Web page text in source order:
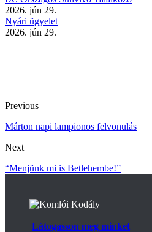
2026. jún 29.
Nyári ügyelet
2026. jún 29.
Previous
Márton napi lampionos felvonulás
Next
“Menjünk mi is Betlehembe!”
Látogasson meg minket